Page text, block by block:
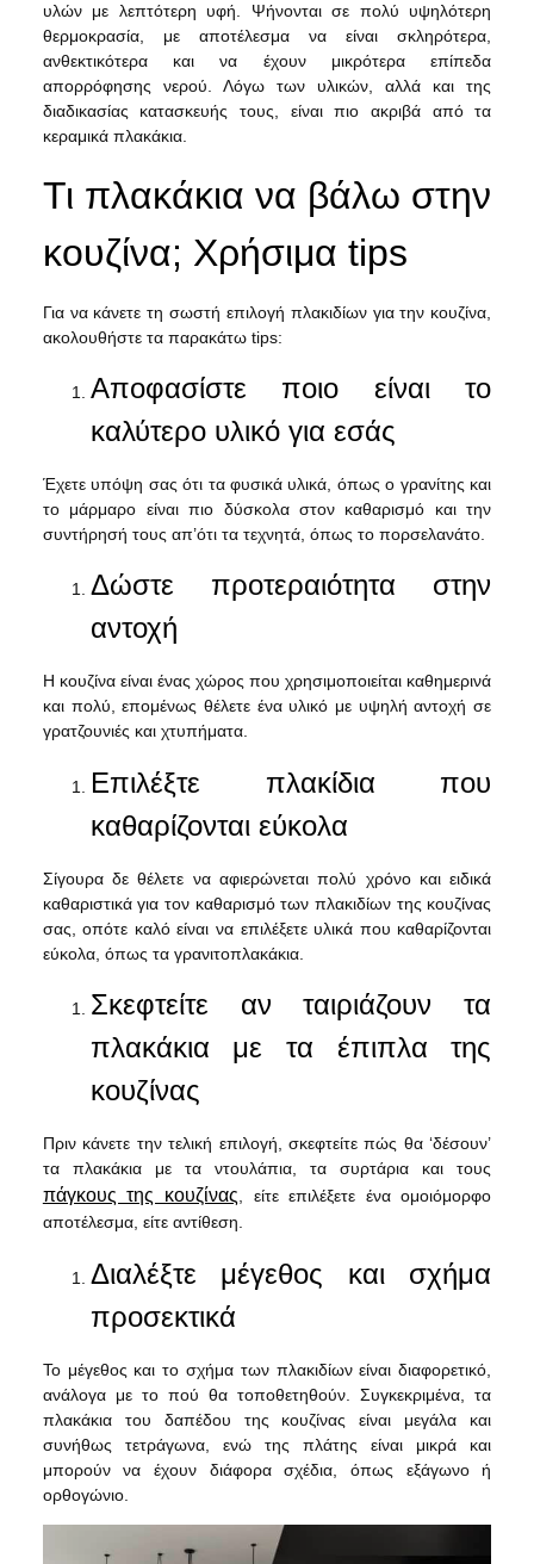
υλών με λεπτότερη υφή. Ψήνονται σε πολύ υψηλότερη
θερμοκρασία, με αποτέλεσμα να είναι σκληρότερα,
ανθεκτικότερα και να έχουν μικρότερα επίπεδα
απορρόφησης νερού. Λόγω των υλικών, αλλά και της
διαδικασίας κατασκευής τους, είναι πιο ακριβά από τα
κεραμικά πλακάκια.
Τι πλακάκια να βάλω στην
κουζίνα; Χρήσιμα tips
Για να κάνετε τη σωστή επιλογή πλακιδίων για την κουζίνα,
ακολουθήστε τα παρακάτω tips:
Αποφασίστε ποιο είναι το
καλύτερο υλικό για εσάς
Έχετε υπόψη σας ότι τα φυσικά υλικά, όπως ο γρανίτης και
το μάρμαρο είναι πιο δύσκολα στον καθαρισμό και την
συντήρησή τους απ’ότι τα τεχνητά, όπως το πορσελανάτο.
Δώστε προτεραιότητα στην
αντοχή
Η κουζίνα είναι ένας χώρος που χρησιμοποιείται καθημερινά
και πολύ, επομένως θέλετε ένα υλικό με υψηλή αντοχή σε
γρατζουνιές και χτυπήματα.
Επιλέξτε πλακίδια που
καθαρίζονται εύκολα
Σίγουρα δε θέλετε να αφιερώνεται πολύ χρόνο και ειδικά
καθαριστικά για τον καθαρισμό των πλακιδίων της κουζίνας
σας, οπότε καλό είναι να επιλέξετε υλικά που καθαρίζονται
εύκολα, όπως τα γρανιτοπλακάκια.
Σκεφτείτε αν ταιριάζουν τα
πλακάκια με τα έπιπλα της
κουζίνας
Πριν κάνετε την τελική επιλογή, σκεφτείτε πώς θα ‘δέσουν’
τα πλακάκια με τα ντουλάπια, τα συρτάρια και τους
πάγκους της κουζίνας , είτε επιλέξετε ένα ομοιόμορφο
αποτέλεσμα, είτε αντίθεση.
Διαλέξτε μέγεθος και σχήμα
προσεκτικά
Το μέγεθος και το σχήμα των πλακιδίων είναι διαφορετικό,
ανάλογα με το πού θα τοποθετηθούν. Συγκεκριμένα, τα
πλακάκια του δαπέδου της κουζίνας είναι μεγάλα και
συνήθως τετράγωνα, ενώ της πλάτης είναι μικρά και
μπορούν να έχουν διάφορα σχέδια, όπως εξάγωνο ή
ορθογώνιο.